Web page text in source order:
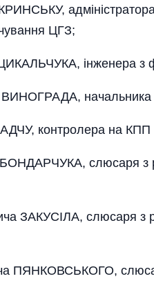
адміністратора
ЦГЗ;
інженера з
ВИНОГРАДА,
контролера на
слюсаря з
ЗАКУСІЛА, слюсаря з
ПЯНКОВСЬКОГО,